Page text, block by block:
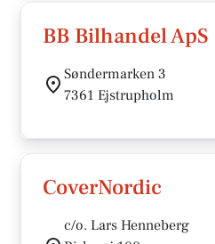
BB Bilhandel ApS
Søndermarken 3
7361 Ejstrupholm
CoverNordic
c/o. Lars Henneberg